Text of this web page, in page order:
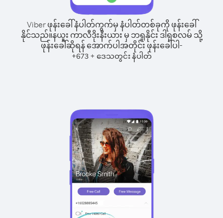
Viber ဖုန်းခေါ်နံပါတ်ကွက်မှ နံပါတ်တစ်ခုကို ဖုန်းခေါ်
နိုင်သည်။နယူး ကာလီဒိုးနီးယား မှ ဘရူနိုင်း ဒါရုစလမ် သို့
ဖုန်းခေါ်ဆိုရန် အောက်ပါအတိုင်း ဖုန်းခေါ်ပါ-
+673+ ဒေသတွင်း နံပါတ်